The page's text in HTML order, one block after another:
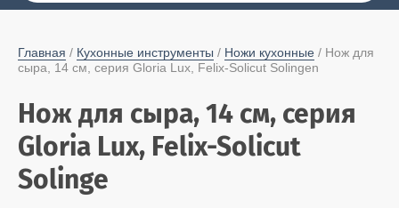
Главная / Кухонные инструменты / Ножи кухонные / Нож для
сыра, 14 см, серия Gloria Lux, Felix-Solicut Solingen
Нож для сыра, 14 см, серия
Gloria Lux, Felix-Solicut
Solinge